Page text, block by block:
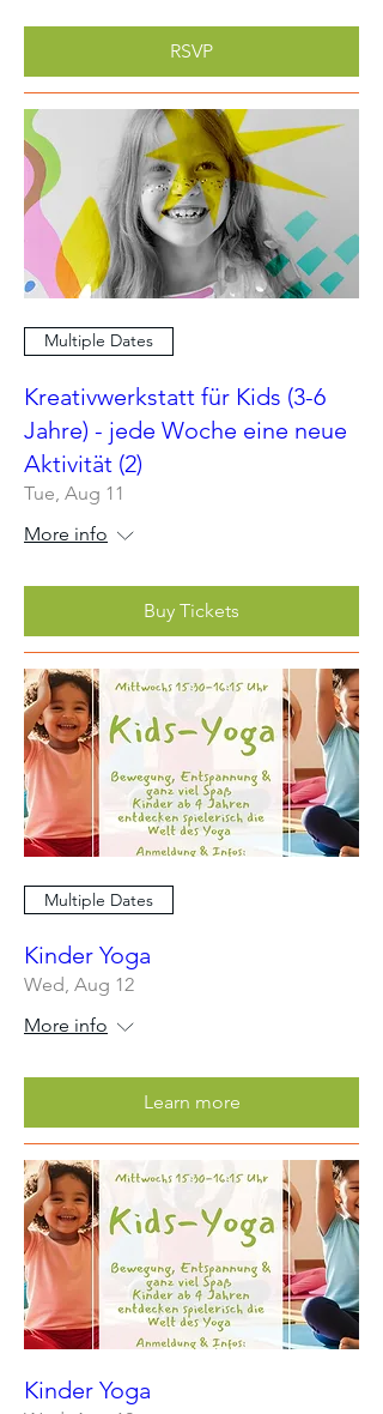
RSVP
Multiple Dates
Kreativwerkstatt für Kids (3-6
Jahre) - jede Woche eine neue
Aktivität (2)
Tue, Aug 11
More info
Buy Tickets
Multiple Dates
Kinder Yoga
Wed, Aug 12
More info
Learn more
Kinder Yoga